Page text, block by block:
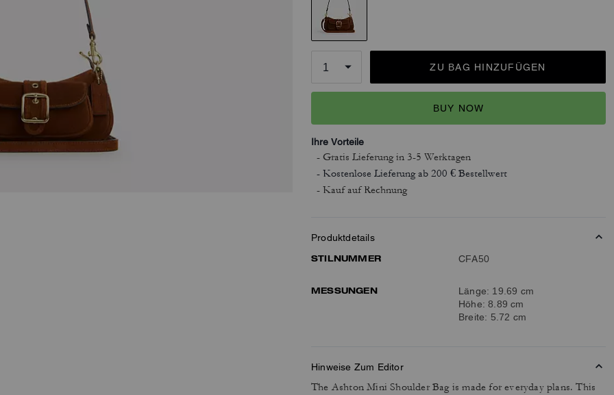
ZU BAG HINZUFÜGEN
BUY NOW
Ihre Vorteile
- Gratis Lieferungin 3-5 Werktagen
- Kostenlose Lieferung ab 200 € Bestellwert
- Kauf auf Rechnung
Produktdetails
STILNUMMER
CFA50
MESSUNGEN
Länge: 19.69 cm
Höhe: 8.89 cm
Breite: 5.72 cm
Hinweise Zum Editor
The Ashton Mini Shoulder Bag is made for everyday plans. This